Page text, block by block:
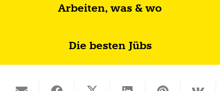
Arbeiten, was & wo
Die besten Jübs